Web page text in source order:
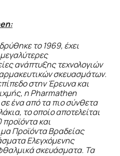
το 1969, έχει
ανάπτυξης τεχνολογιών
σκευασμάτων.
στην Έρευνα και
η Pharmathen
ένα από τα πιο σύνθετα
το οποίο αποτελείται
και
Προϊόντα Βραδείας
Ελεγχόμενης
σκευάσματα. Τα